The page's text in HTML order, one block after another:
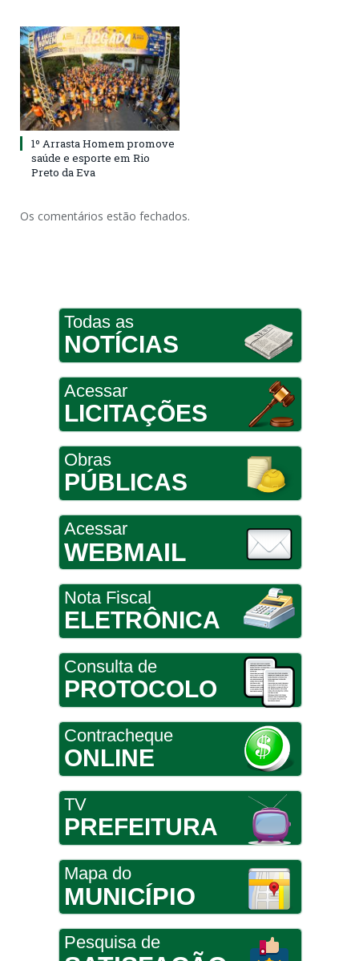
1º Arrasta Homem promove
saúde e esporte em Rio
Preto da Eva
Os comentários estão fechados.
Todas as
NOTÍCIAS
Acessar
LICITAÇÕES
Obras
PÚBLICAS
Acessar
WEBMAIL
Nota Fiscal
ELETRÔNICA
Consulta de
PROTOCOLO
Contracheque
ONLINE
TV
PREFEITURA
Mapa do
MUNICÍPIO
Pesquisa de